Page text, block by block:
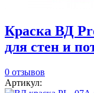
Краска ВД
для стен и
0 отзывов
Артикул: